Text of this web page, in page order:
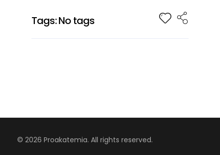
Tags: No tags
© 2026 Proakatemia. All rights reserved.